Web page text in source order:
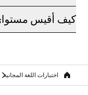
كيف أقيس
Homeاختبارات اللغة المجانية